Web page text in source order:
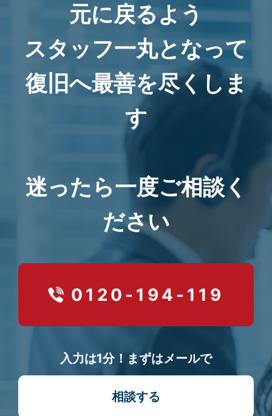
元に戻るよう
スタッフ一丸となって
復旧へ最善を尽くしま
す
迷ったら一度ご相談く
ださい
0120-194-119
入力は1分！まずはメールで
相談する